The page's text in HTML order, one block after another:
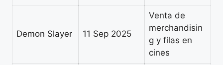
Demon Slayer 11 Sep 2025
Venta de
merchandisin
g y filas en
cines